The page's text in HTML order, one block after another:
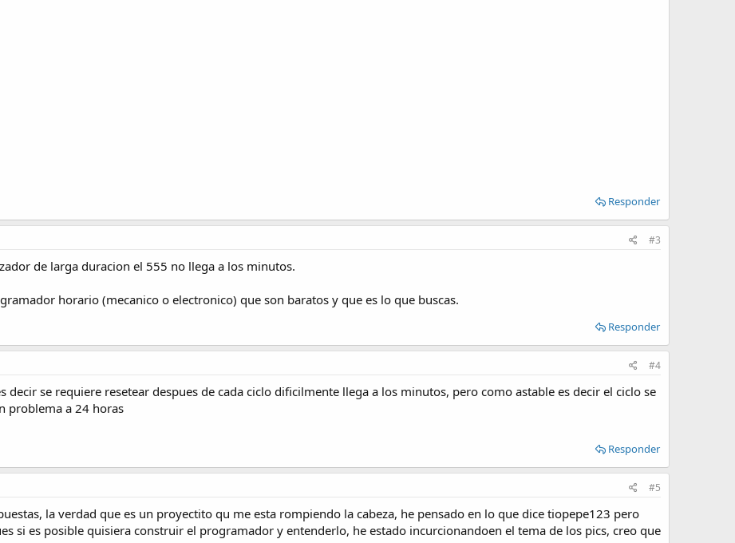
Responder
#3
de larga duracion el 555 no llega a los minutos.
horario (mecanico o electronico) que son baratos y que es lo que buscas.
Responder
#4
decir se requiere resetear despues de cada ciclo dificilmente llega a los minutos, pero como astable es decir el ciclo se
problema a 24 horas
Responder
#5
la verdad que es un proyectito qu me esta rompiendo la cabeza, he pensado en lo que dice tiopepe123 pero
si es posible quisiera construir el programador y entenderlo, he estado incurcionandoen el tema de los pics, creo que